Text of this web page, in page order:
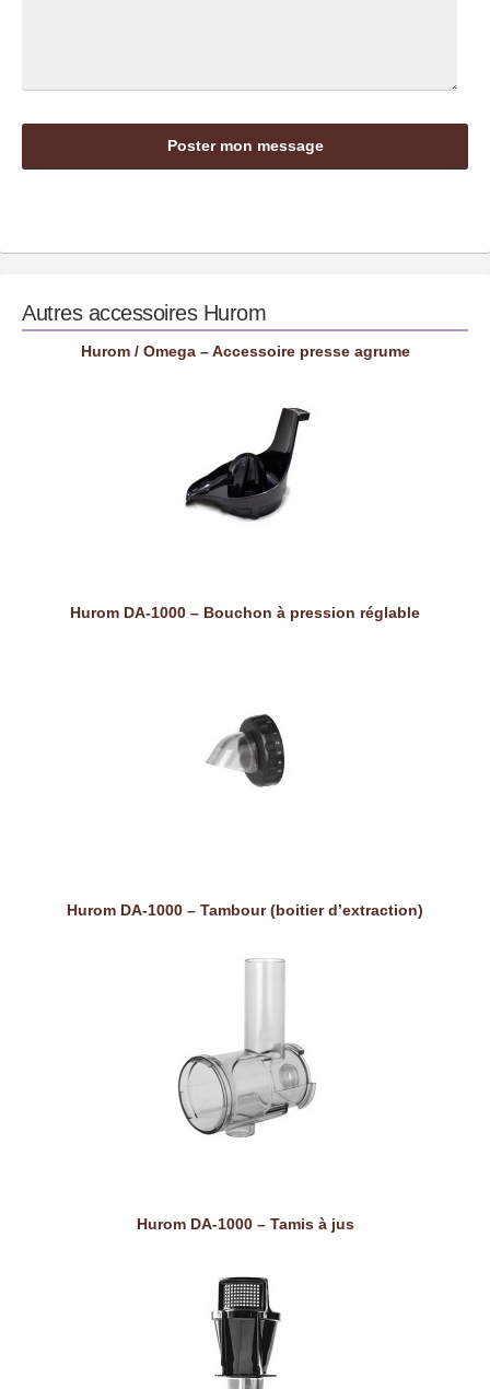
Autres accessoires Hurom
Hurom / Omega – Accessoire presse agrume
Hurom DA-1000 – Bouchon à pression réglable
Hurom DA-1000 – Tambour (boitier d’extraction)
Hurom DA-1000 – Tamis à jus